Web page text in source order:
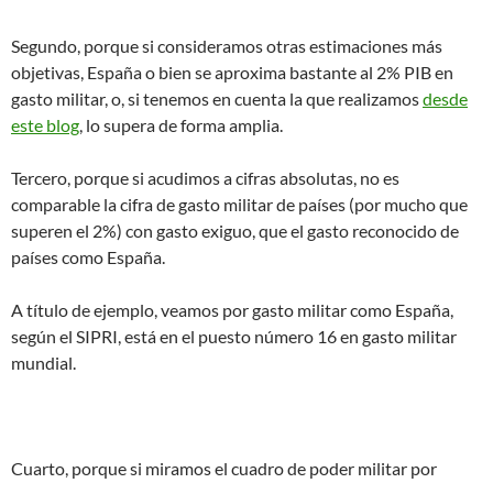
Segundo, porque si consideramos otras estimaciones más
objetivas, España o bien se aproxima bastante al 2% PIB en
gasto militar, o, si tenemos en cuenta la que realizamosdesde
este blog, lo supera de forma amplia.
Tercero, porque si acudimos a cifras absolutas, no es
comparable la cifra de gasto militar de países (por mucho que
superen el 2%) con gasto exiguo, que el gasto reconocido de
países como España.
A título de ejemplo, veamos por gasto militar como España,
según el SIPRI, está en el puesto número 16 en gasto militar
mundial.
Cuarto, porque si miramos el cuadro de poder militar por